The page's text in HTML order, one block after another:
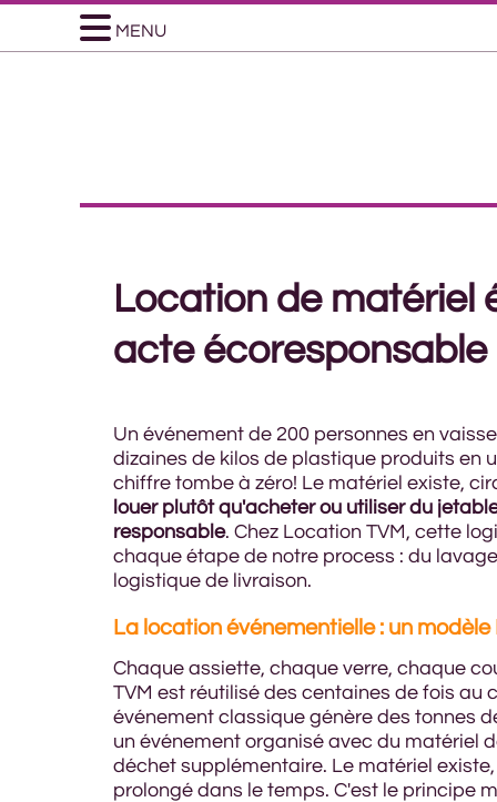
MENU
Location de matériel
acte écoresponsable
Un événement de 200 personnes en
dizaines de kilos de plastique produits en
chiffre tombe à zéro! Le matériel existe,
louer plutôt qu'acheter ou utiliser du
responsable. Chez Location TVM, cette
chaque étape de notre process : du
logistique de livraison.
La location événementielle : un
Chaque assiette, chaque verre, chaque
TVM est réutilisé des centaines de fois au
événement classique génère des tonnes
un événement organisé avec du matériel
déchet supplémentaire. Le matériel
prolongé dans le temps. C'est le principe